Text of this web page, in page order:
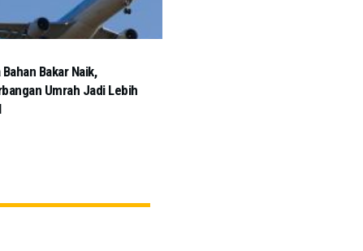
Bahan Bakar Naik,
Umrah Jadi Lebih